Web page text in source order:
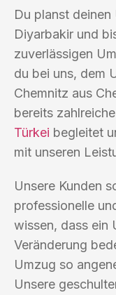
Du planst
Diyarbakir und
zuverlässigen
du bei uns, dem
Chemnitz aus
bereits
Türkei begleitet
mit unseren
Unsere Kunden
professionelle
wissen, dass ein
Veränderung
Umzug so
Unsere